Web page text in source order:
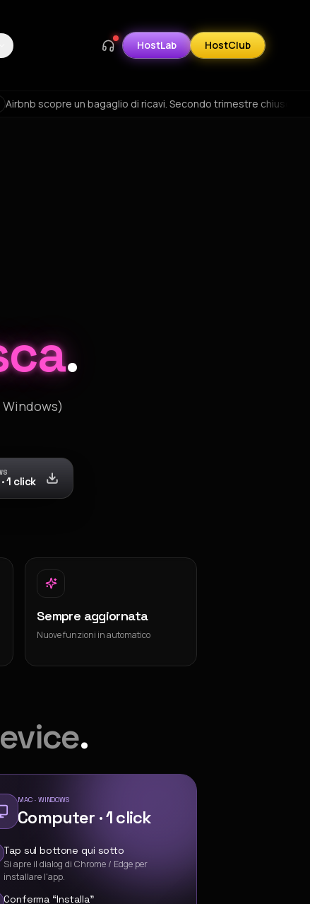
HostLab HostClub
bagaglio di ricavi. Secondo trimestre chiuso in crescita
.
Windows)
1 click
Sempre aggiornata
Nuove funzioni in automatico
.
MAC · WINDOWS
Computer · 1 click
Tap sul bottone qui sotto
Si apre il dialog di Chrome / Edge per
installare l'app.
Conferma “Installa”